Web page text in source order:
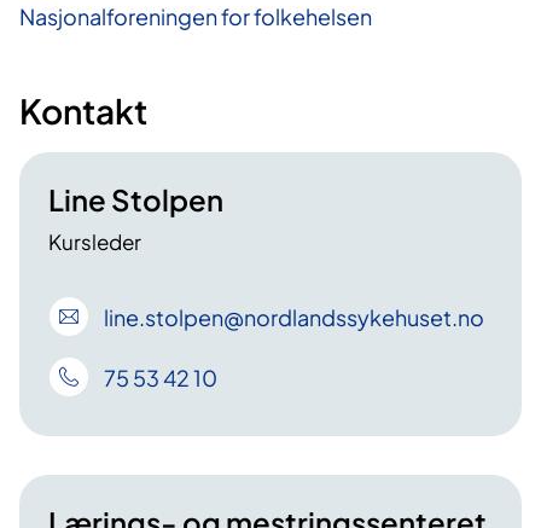
Nasjonalforeningen for folkehelsen
Kontakt
Line Stolpen
Kursleder
line.stolpen@nordlandssykehuset.no
75 53 42 10